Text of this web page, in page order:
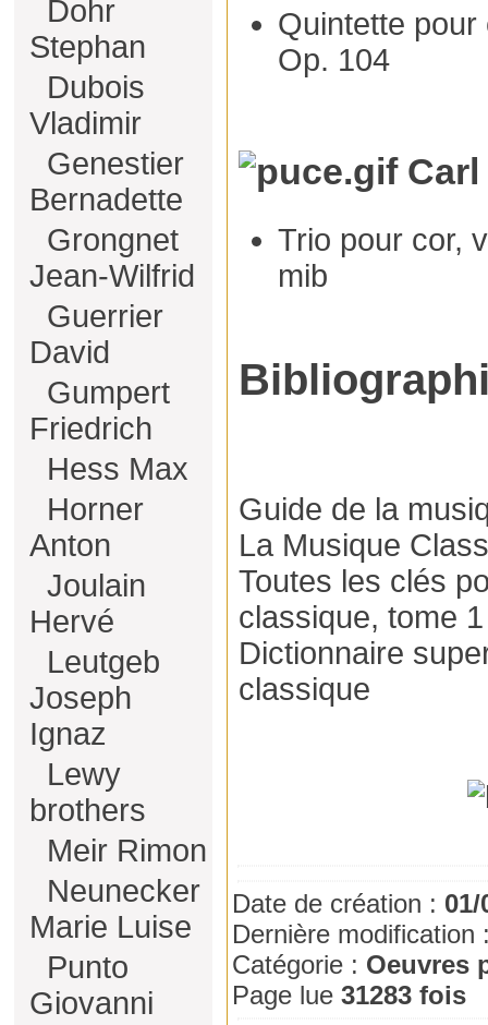
Dohr
Stephan
Dubois
Vladimir
Genestier
Bernadette
Grongnet
Jean-Wilfrid
Guerrier
David
Gumpert
Friedrich
Hess Max
Horner
Anton
Joulain
Hervé
Leutgeb
Joseph
Ignaz
Lewy
brothers
Meir Rimon
Neunecker
Marie Luise
Punto
Giovanni
Quintette
Op. 104
Carl
Trio pour cor,
mib
Guide de la
La Musique
Toutes les clés
classique, tome
Dictionnaire
classique
Date de création : 01/
Dernière
Catégorie : Oeuvres
Page lue 31283 fois